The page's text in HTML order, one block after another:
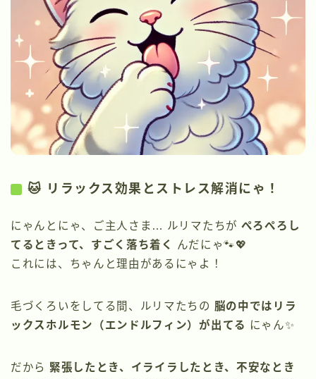
🐱 リラックス効果とストレス解消にゃ！
にゃんとにゃ、ご主人さま… ルリマたちが ぺろぺろし
てるときって、すごく落ち着く
んだにゃ🐾💖
これには、ちゃんと理由があるにゃよ！
毛づくろいをしてる間、ルリマたちの 脳の中ではリラ
ックスホルモン（エンドルフィン）が出てる にゃん✨
だから 緊張したとき、イライラしたとき、不安なとき